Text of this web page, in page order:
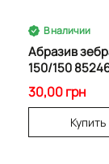
В наличии
Абразив
150/150
30,00 грн
Купить